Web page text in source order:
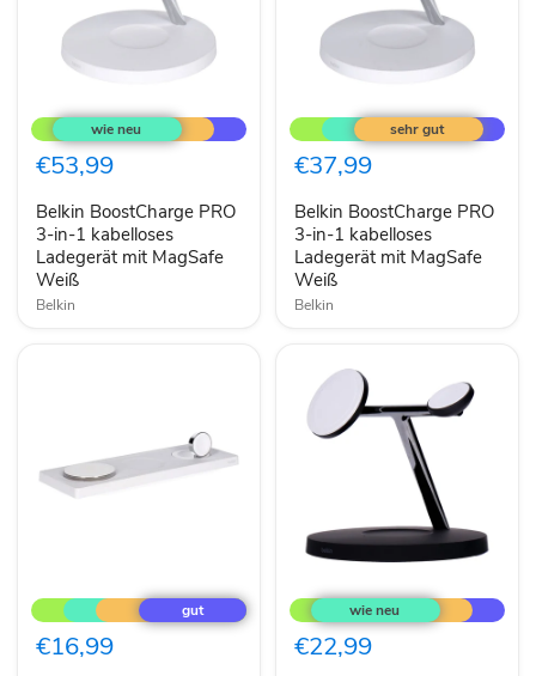
BoostCharge
PRO
3-
in-
kabelloses
Ladegerät
mit
MagSafe
Weiß
€53,99
Belkin BoostCharge PRO
3-in-1 kabelloses
Ladegerät mit MagSafe
Weiß
Belkin
BoostCharge
PRO
3-
in-
kabelloses
Ladegerät
mit
MagSafe
Weiß
€37,99
Belkin BoostCharge PRO
3-in-1 kabelloses
Ladegerät mit MagSafe
Weiß
Belkin
MagSafe
3
in
1
€16,99
BOOST
Charge
Pro
Trio
€22,99